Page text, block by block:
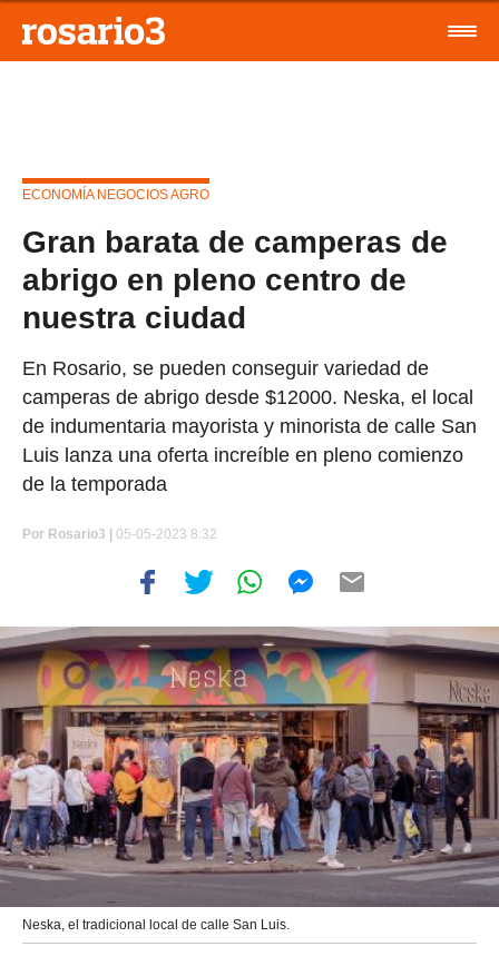
ECONOMÍA NEGOCIOS AGRO
Gran barata de camperas de
abrigo en pleno centro de
nuestra ciudad
En Rosario, se pueden conseguir variedad de
camperas de abrigo desde $12000. Neska, el local
de indumentaria mayorista y minorista de calle San
Luis lanza una oferta increíble en pleno comienzo
de la temporada
Por Rosario3 | 05-05-2023 8:32
Neska, el tradicional local de calle San Luis.